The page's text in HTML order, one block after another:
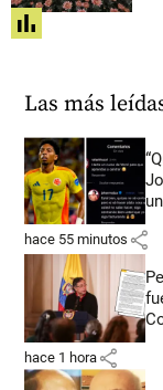
share
Las más
hace 55 minutos share
hace 1 hora share